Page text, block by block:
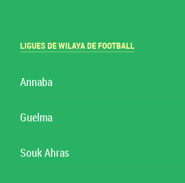
LIGUES DE WILAYA DE FOOTBALL
Annaba
Guelma
Souk Ahras